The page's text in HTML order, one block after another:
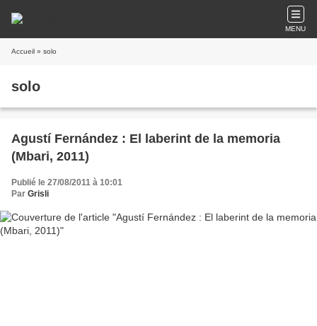
MENU
Accueil » solo
solo
Agustí Fernández : El laberint de la memoria
(Mbari, 2011)
Publié le 27/08/2011 à 10:01
Par Grisli